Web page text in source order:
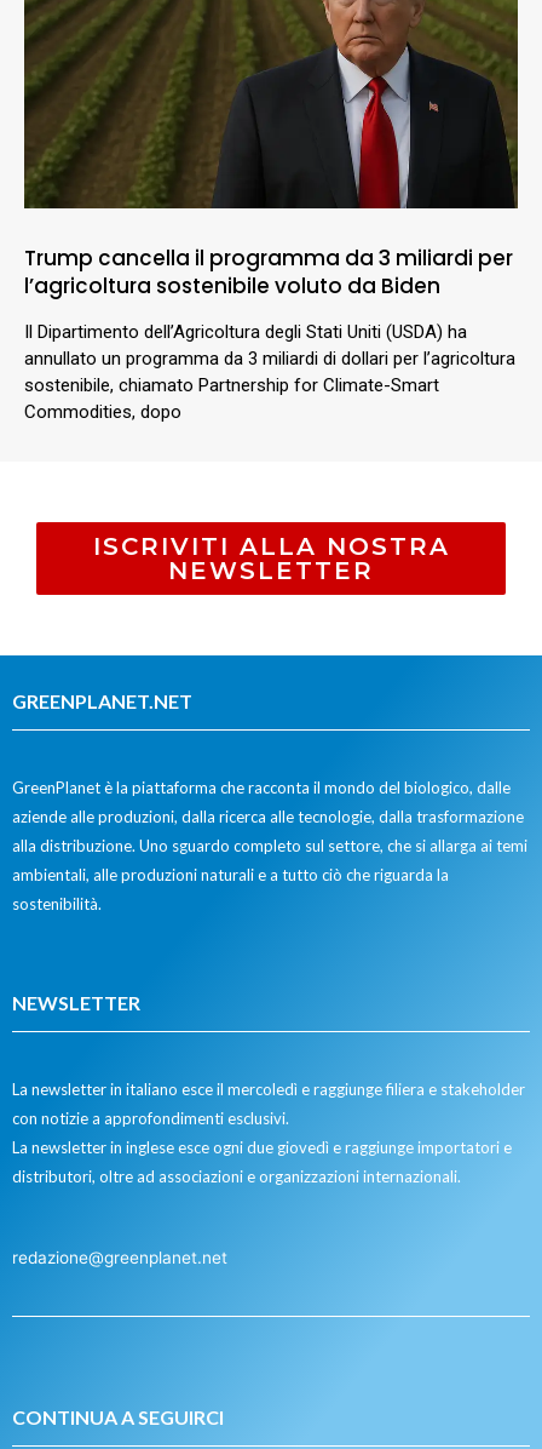
Trump cancella il programma da 3 miliardi per
l’agricoltura sostenibile voluto da Biden
Il Dipartimento dell’Agricoltura degli Stati Uniti (USDA) ha
annullato un programma da 3 miliardi di dollari per l’agricoltura
sostenibile, chiamato Partnership for Climate-Smart
Commodities, dopo
ISCRIVITI ALLA NOSTRA
NEWSLETTER
GREENPLANET.NET
GreenPlanet è la piattaforma che racconta il mondo del biologico, dalle
aziende alle produzioni, dalla ricerca alle tecnologie, dalla trasformazione
alla distribuzione. Uno sguardo completo sul settore, che si allarga ai temi
ambientali, alle produzioni naturali e a tutto ciò che riguarda la
sostenibilità.
NEWSLETTER
La newsletter in italiano esce il mercoledì e raggiunge filiera e stakeholder
con notizie a approfondimenti esclusivi.
La newsletter in inglese esce ogni due giovedì e raggiunge importatori e
distributori, oltre ad associazioni e organizzazioni internazionali.
redazione@greenplanet.net
CONTINUA A SEGUIRCI